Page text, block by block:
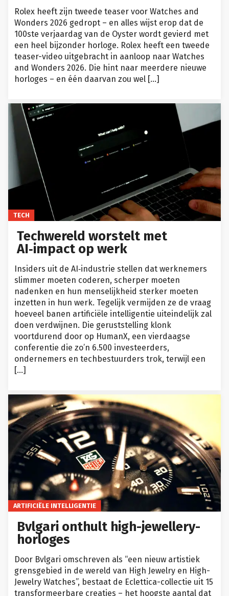
Rolex heeft zijn tweede teaser voor Watches and
Wonders 2026 gedropt – en alles wijst erop dat de
100ste verjaardag van de Oyster wordt gevierd met
een heel bijzonder horloge. Rolex heeft een tweede
teaser-video uitgebracht in aanloop naar Watches
and Wonders 2026. Die hint naar meerdere nieuwe
horloges – en één daarvan zou wel […]
TECH
Techwereld worstelt met
AI‑impact op werk
Insiders uit de AI‑industrie stellen dat werknemers
slimmer moeten coderen, scherper moeten
nadenken en hun menselijkheid sterker moeten
inzetten in hun werk. Tegelijk vermijden ze de vraag
hoeveel banen artificiële intelligentie uiteindelijk zal
doen verdwijnen. Die geruststelling klonk
voortdurend door op HumanX, een vierdaagse
conferentie die zo’n 6.500 investeerders,
ondernemers en techbestuurders trok, terwijl een
[…]
ARTIFICIËLE INTELLIGENTIE
Bvlgari onthult high-jewellery-
horloges
Door Bvlgari omschreven als “een nieuw artistiek
grensgebied in de wereld van High Jewelry en High-
Jewelry Watches”, bestaat de Eclettica-collectie uit 15
transformeerbare creaties – het hoogste aantal dat